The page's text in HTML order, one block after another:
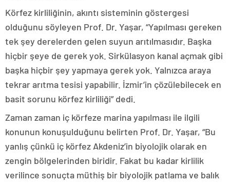
Körfez kirliliğinin, akıntı sisteminin göstergesi
olduğunu söyleyen Prof. Dr. Yaşar, “Yapılması gereken
tek şey derelerden gelen suyun arıtılmasıdır. Başka
hiçbir şeye de gerek yok. Sirkülasyon kanal açmak gibi
başka hiçbir şey yapmaya gerek yok. Yalnızca araya
tekrar arıtma tesisi yapabilir. İzmir’in çözülebilecek en
basit sorunu körfez kirliliği” dedi.
Zaman zaman iç körfeze marina yapılması ile ilgili
konunun konuşulduğunu belirten Prof. Dr. Yaşar, “Bu
yanlış çünkü iç körfez Akdeniz’in biyolojik olarak en
zengin bölgelerinden biridir. Fakat bu kadar kirlilik
verilince sonuçta müthiş bir biyolojik patlama ve balık